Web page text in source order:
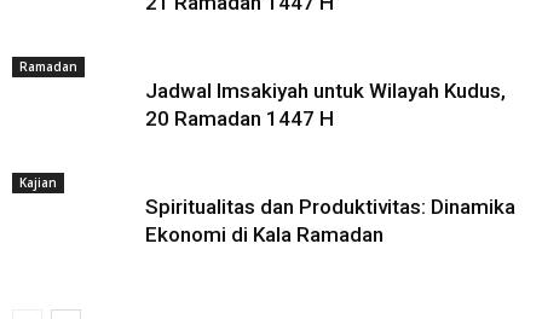
Ramadan
Jadwal Imsakiyah untuk Wilayah Kudus,
20 Ramadan 1447 H
Kajian
Spiritualitas dan Produktivitas: Dinamika
Ekonomi di Kala Ramadan